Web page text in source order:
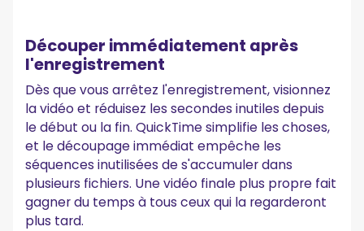
Découper immédiatement après
l'enregistrement
Dès que vous arrêtez l'enregistrement, visionnez
la vidéo et réduisez les secondes inutiles depuis
le début ou la fin. QuickTime simplifie les choses,
et le découpage immédiat empêche les
séquences inutilisées de s'accumuler dans
plusieurs fichiers. Une vidéo finale plus propre fait
gagner du temps à tous ceux qui la regarderont
plus tard.